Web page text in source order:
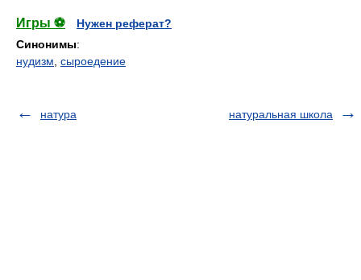
Игры ⚽
Нужен реферат?
Синонимы:
нудизм сыроедение
натура натуральная школа